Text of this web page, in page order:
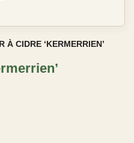
À CIDRE ‘KERMERRIEN’